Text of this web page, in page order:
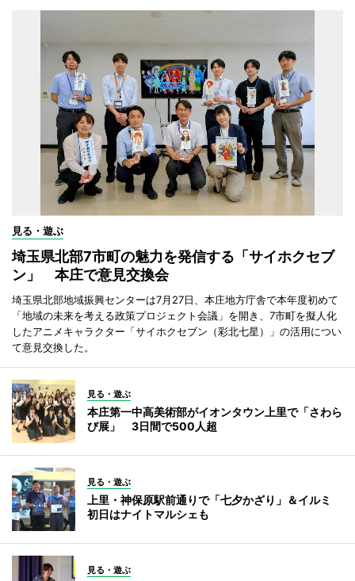
見る・遊ぶ
埼玉県北部7市町の魅力を発信する「サイホクセブ
ン」 本庄で意見交換会
埼玉県北部地域振興センターは7月27日、本庄地方庁舎で本年度初めて
「地域の未来を考える政策プロジェクト会議」を開き、7市町を擬人化
したアニメキャラクター「サイホクセブン（彩北七星）」の活用につい
て意見交換した。
見る・遊ぶ
本庄第一中高美術部がイオンタウン上里で「さわら
び展」 3日間で500人超
見る・遊ぶ
上里・神保原駅前通りで「七夕かざり」＆イルミ
初日はナイトマルシェも
見る・遊ぶ